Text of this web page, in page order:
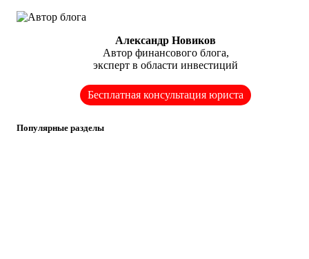
Александр Новиков
Автор финансового блога,
эксперт в области инвестиций
Бесплатная консультация юриста
Популярные разделы